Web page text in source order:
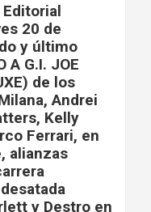
20 de
y último
A G.I. JOE
de los
Andrei
Kelly
Ferrari, en
alianzas
y Destro en